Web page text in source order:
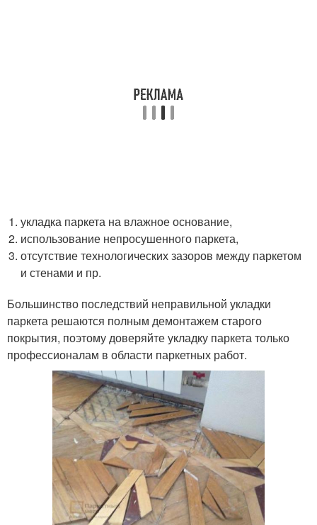
укладка паркета на влажное основание,
использование непросушенного паркета,
отсутствие технологических зазоров между паркетом
и стенами и пр.
Большинство последствий неправильной укладки
паркета решаются полным демонтажем старого
покрытия, поэтому доверяйте укладку паркета только
профессионалам в области паркетных работ.